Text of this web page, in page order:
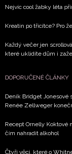
Nejvíc cool žabky léta
Kreatin po třicítce? Pro
Každý večer jen
které uklidíte dům i
DOPORUČENÉ ČLÁNKY
Deník Bridget Jonesové
Renée Zellweger
Recept Ornelly Koktové
čím nahradit alkohol
Čtyři věci, které o